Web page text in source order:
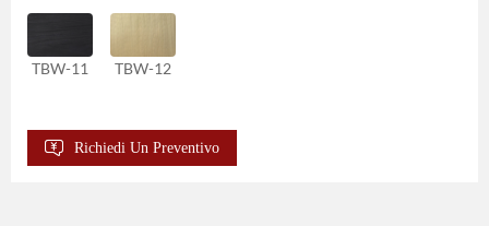
TBW-11 TBW-12
Richiedi Un Preventivo